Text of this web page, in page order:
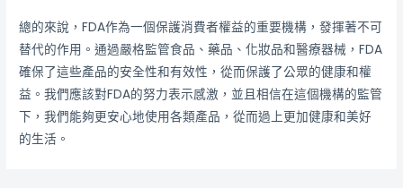
總的來說，FDA作為一個保護消費者權益的重要機構，發揮著不可
替代的作用。通過嚴格監管食品、藥品、化妝品和醫療器械，FDA
確保了這些產品的安全性和有效性，從而保護了公眾的健康和權
益。我們應該對FDA的努力表示感激，並且相信在這個機構的監管
下，我們能夠更安心地使用各類產品，從而過上更加健康和美好
的生活。